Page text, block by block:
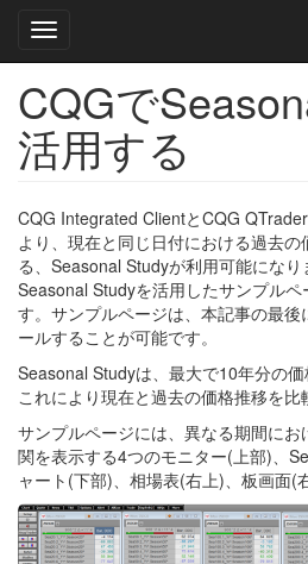
Skip
main
content
Toggle navigation
CQGで
活用する
CQG Integrated ClientとCQG
より、現在と同じ日付における過去
る、Seasonal Studyが利用可能になり
Seasonal Studyを活用したサンプルペ
す。サンプルページは、本記事の最後
ールすることが可能です。
Seasonal Studyは、最大で10年分の価
これにより現在と過去の価格推移を比
サンプルページには、異なる期間に
関を表示する4つのモニター(上部)、
ャート(下部)、相場表(右上)、板画面(